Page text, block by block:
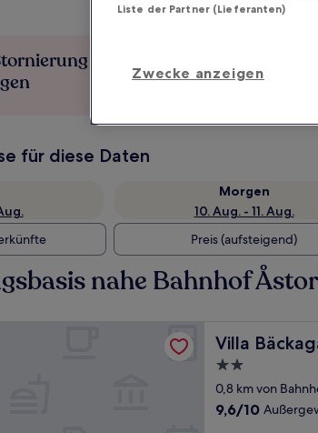
bei
für diese Daten
Morgen
10. Aug. - 11. Aug.
Preis (aufsteigend)
nahe Bahnhof
Villa
Villa
2.0-
Sterne-
Unterkunft
0,8 km von
9.6
9,6/10
Liste der Partner (Lieferanten)
Zwecke anzeigen